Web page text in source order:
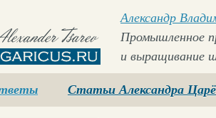
Александр
Промышленное
и выращивание
Статьи Александра